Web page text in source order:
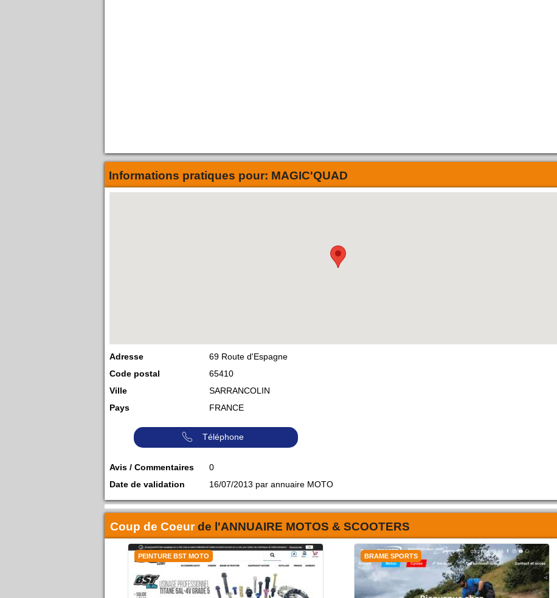
Informations pratiques pour: MAGIC'QUAD
Adresse
69 Route d'Espagne
Code postal
65410
Ville
SARRANCOLIN
Pays
FRANCE
Téléphone
Avis / Commentaires
0
Date de validation
16/07/2013 par annuaire MOTO
Coup de Coeurde l'ANNUAIRE MOTOS & SCOOTERS
PEINTURE BST MOTO BRAME SPORTS